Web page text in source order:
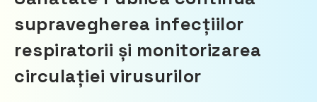
supravegherea infecțiilor
respiratorii și monitorizarea
circulației virusurilor